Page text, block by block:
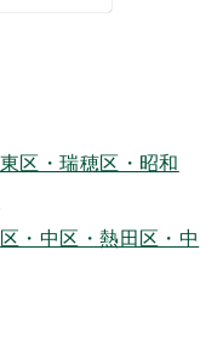
区・瑞穂区・昭和
・中区・熱田区・中